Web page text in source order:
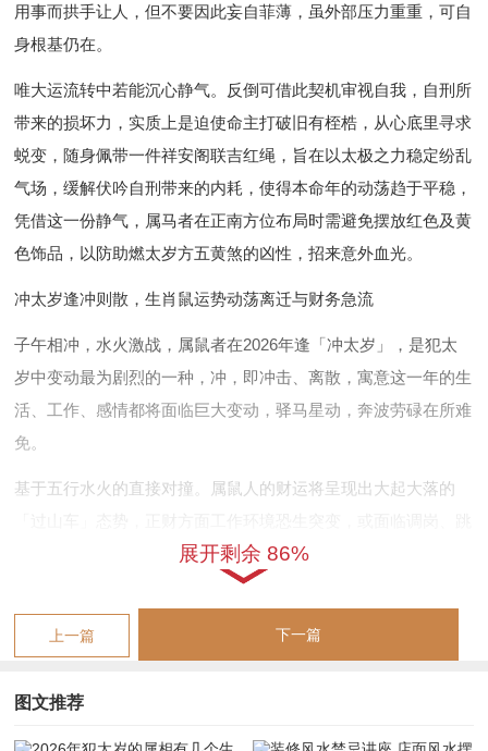
用事而拱手让人，但不要因此妄自菲薄，虽外部压力重重，可自
身根基仍在。
唯大运流转中若能沉心静气。反倒可借此契机审视自我，自刑所
带来的损坏力，实质上是迫使命主打破旧有桎梏，从心底里寻求
蜕变，随身佩带一件祥安阁联吉红绳，旨在以太极之力稳定纷乱
气场，缓解伏吟自刑带来的内耗，使得本命年的动荡趋于平稳，
凭借这一份静气，属马者在正南方位布局时需避免摆放红色及黄
色饰品，以防助燃太岁方五黄煞的凶性，招来意外血光。
冲太岁逢冲则散，生肖鼠运势动荡离迁与财务急流
子午相冲，水火激战，属鼠者在2026年逢「冲太岁」，是犯太
岁中变动最为剧烈的一种，冲，即冲击、离散，寓意这一年的生
活、工作、感情都将面临巨大变动，驿马星动，奔波劳碌在所难
免。
基于五行水火的直接对撞。属鼠人的财运将呈现出大起大落的
槽，收入来源极不稳定；偏财方面冲太岁虽偶有意外之财进账，
但来得快去得也快，所谓「财来财去一场空」，那在这种动荡中
守护财富安全成了第一要务，稍有不慎便会陷入入不敷出的窘
想说感情关系维系。冲太岁之年最易爆发激烈争吵，小则意见不
展开剩余 86%
上一篇 下一篇
图文推荐